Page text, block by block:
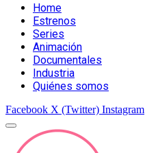
Home
Estrenos
Series
Animación
Documentales
Industria
Quiénes somos
Facebook X (Twitter) Instagram